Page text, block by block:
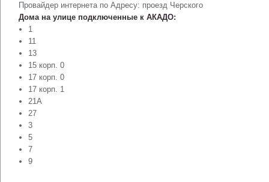
Провайдер интернета по Адресу: проезд Черского
Дома на улице подключенные к АКАДО:
1
11
13
15 корп. 0
17 корп. 0
17 корп. 1
21А
27
3
5
7
9